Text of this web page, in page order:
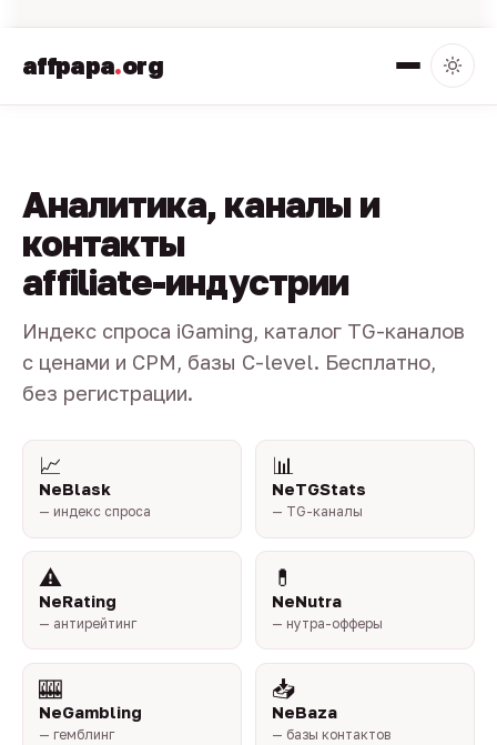
affpapa.org
Аналитика, каналы и
контакты
affiliate-индустрии
Индекс спроса iGaming, каталог TG-каналов
с ценами и CPM, базы C-level. Бесплатно,
без регистрации.
📈
NeBlask
— индекс спроса
📊
NeTGStats
— TG-каналы
⚠️
NeRating
— антирейтинг
💊
NeNutra
— нутра-офферы
🎰
NeGambling
— гемблинг
📥
NeBaza
— базы контактов